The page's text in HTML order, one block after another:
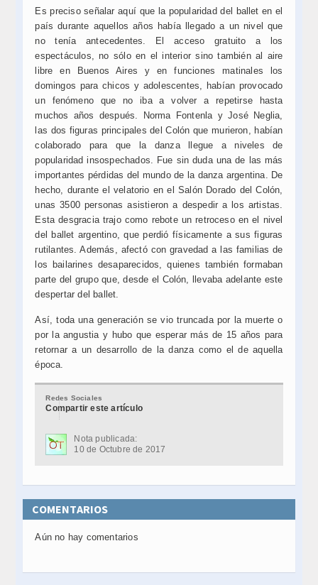
Es preciso señalar aquí que la popularidad del ballet en el
país durante aquellos años había llegado a un nivel que
no tenía antecedentes. El acceso gratuito a los
espectáculos, no sólo en el interior sino también al aire
libre en Buenos Aires y en funciones matinales los
domingos para chicos y adolescentes, habían provocado
un fenómeno que no iba a volver a repetirse hasta
muchos años después. Norma Fontenla y José Neglia,
las dos figuras principales del Colón que murieron, habían
colaborado para que la danza llegue a niveles de
popularidad insospechados. Fue sin duda una de las más
importantes pérdidas del mundo de la danza argentina. De
hecho, durante el velatorio en el Salón Dorado del Colón,
unas 3500 personas asistieron a despedir a los artistas.
Esta desgracia trajo como rebote un retroceso en el nivel
del ballet argentino, que perdió físicamente a sus figuras
rutilantes. Además, afectó con gravedad a las familias de
los bailarines desaparecidos, quienes también formaban
parte del grupo que, desde el Colón, llevaba adelante este
despertar del ballet.
Así, toda una generación se vio truncada por la muerte o
por la angustia y hubo que esperar más de 15 años para
retornar a un desarrollo de la danza como el de aquella
época.
Redes Sociales
Compartir este artículo
Nota publicada:
10 de Octubre de 2017
COMENTARIOS
Aún no hay comentarios